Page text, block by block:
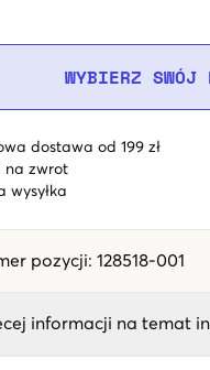
WYBIERZ SWÓJ
dostawa od 199 zł
na zwrot
wysyłka
pozycji: 128518-001
informacji na temat